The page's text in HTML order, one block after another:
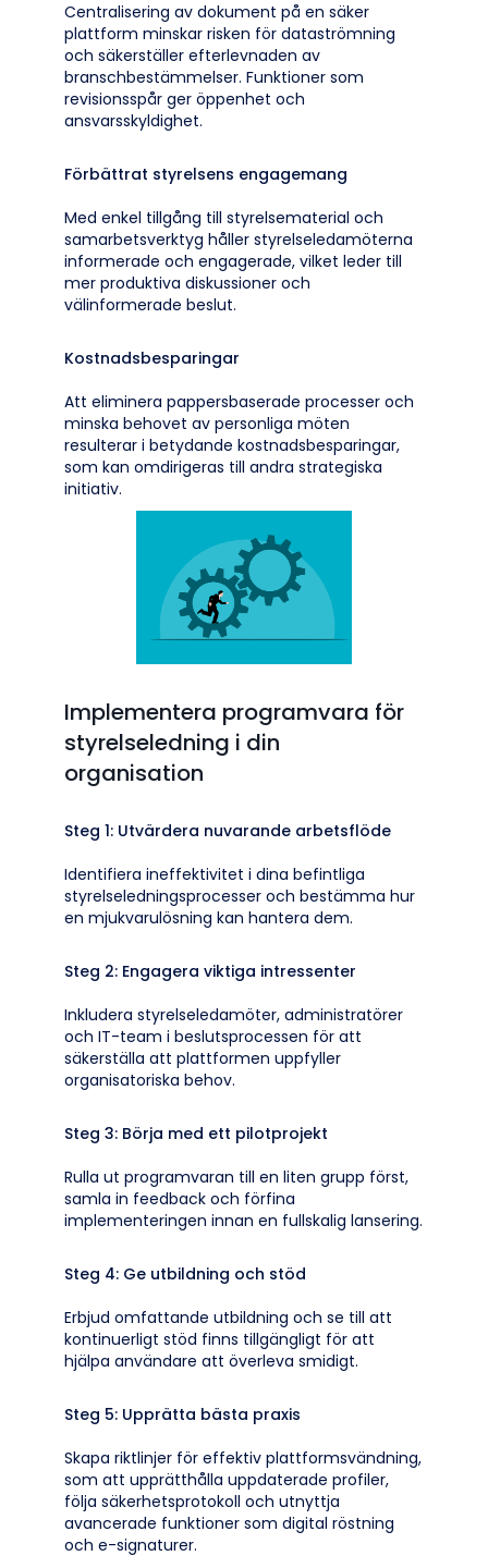
Centralisering av dokument på en säker
plattform minskar risken för dataströmning
och säkerställer efterlevnaden av
branschbestämmelser. Funktioner som
revisionsspår ger öppenhet och
ansvarsskyldighet.
Förbättrat styrelsens engagemang
Med enkel tillgång till styrelsematerial och
samarbetsverktyg håller styrelseledamöterna
informerade och engagerade, vilket leder till
mer produktiva diskussioner och
välinformerade beslut.
Kostnadsbesparingar
Att eliminera pappersbaserade processer och
minska behovet av personliga möten
resulterar i betydande kostnadsbesparingar,
som kan omdirigeras till andra strategiska
initiativ.
Implementera programvara för
styrelseledning i din
organisation
Steg 1: Utvärdera nuvarande arbetsflöde
Identifiera ineffektivitet i dina befintliga
styrelseledningsprocesser och bestämma hur
en mjukvarulösning kan hantera dem.
Steg 2: Engagera viktiga intressenter
Inkludera styrelseledamöter, administratörer
och IT-team i beslutsprocessen för att
säkerställa att plattformen uppfyller
organisatoriska behov.
Steg 3: Börja med ett pilotprojekt
Rulla ut programvaran till en liten grupp först,
samla in feedback och förfina
implementeringen innan en fullskalig lansering.
Steg 4: Ge utbildning och stöd
Erbjud omfattande utbildning och se till att
kontinuerligt stöd finns tillgängligt för att
hjälpa användare att överleva smidigt.
Steg 5: Upprätta bästa praxis
Skapa riktlinjer för effektiv plattformsvändning,
som att upprätthålla uppdaterade profiler,
följa säkerhetsprotokoll och utnyttja
avancerade funktioner som digital röstning
och e-signaturer.